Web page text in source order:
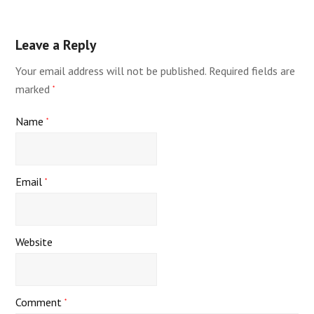
Leave a Reply
Your email address will not be published. Required fields are
marked*
Name*
Email*
Website
Comment*